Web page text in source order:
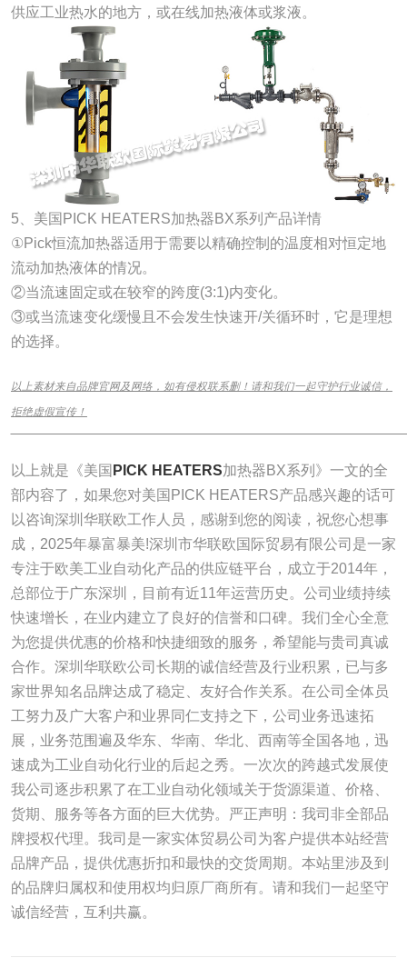
供应工业热水的地方，或在线加热液体或浆液。
5、美国PICK HEATERS加热器BX系列产品详情
①Pick恒流加热器适用于需要以精确控制的温度相对恒定地
流动加热液体的情况。
②当流速固定或在较窄的跨度(3:1)内变化。
③或当流速变化缓慢且不会发生快速开/关循环时，它是理想
的选择。
以上素材来自品牌官网及网络，如有侵权联系删！请和我们一起守护行业诚信，
拒绝虚假宣传！
以上就是《美国 PICK HEATERS加热器BX系列》一文的全
部内容了，如果您对美国PICK HEATERS产品感兴趣的话可
以咨询深圳华联欧工作人员，感谢到您的阅读，祝您心想事
成，2025年暴富暴美!深圳市华联欧国际贸易有限公司是一家
专注于欧美工业自动化产品的供应链平台，成立于2014年，
总部位于广东深圳，目前有近11年运营历史。公司业绩持续
快速增长，在业内建立了良好的信誉和口碑。我们全心全意
为您提供优惠的价格和快捷细致的服务，希望能与贵司真诚
合作。深圳华联欧公司长期的诚信经营及行业积累，已与多
家世界知名品牌达成了稳定、友好合作关系。在公司全体员
工努力及广大客户和业界同仁支持之下，公司业务迅速拓
展，业务范围遍及华东、华南、华北、西南等全国各地，迅
速成为工业自动化行业的后起之秀。一次次的跨越式发展使
我公司逐步积累了在工业自动化领域关于货源渠道、价格、
货期、服务等各方面的巨大优势。严正声明：我司非全部品
牌授权代理。我司是一家实体贸易公司为客户提供本站经营
品牌产品，提供优惠折扣和最快的交货周期。本站里涉及到
的品牌归属权和使用权均归原厂商所有。请和我们一起坚守
诚信经营，互利共赢。